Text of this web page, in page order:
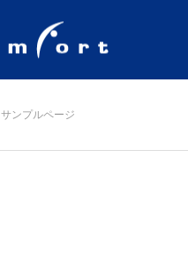
サンプルページ